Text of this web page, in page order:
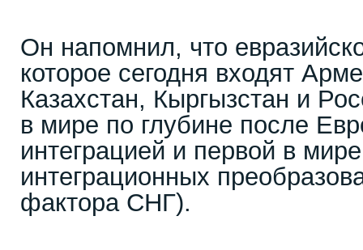
Он напомнил, что
которое сегодня входят
Казахстан, Кыргызстан и
в мире по глубине после
интеграцией и первой в
интеграционных
фактора СНГ).